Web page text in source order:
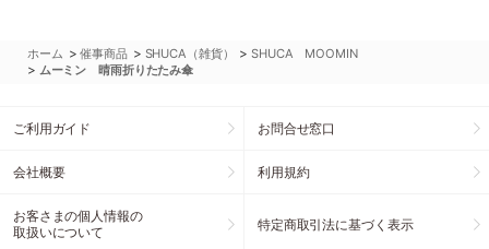
ホーム >催事商品 > SHUCA（雑貨） >SHUCA MOOMIN
> ムーミン 晴雨折りたたみ傘
ご利用ガイド お問合せ窓口
会社概要 利用規約
お客さまの個人情報の
取扱いについて
特定商取引法に基づく表示